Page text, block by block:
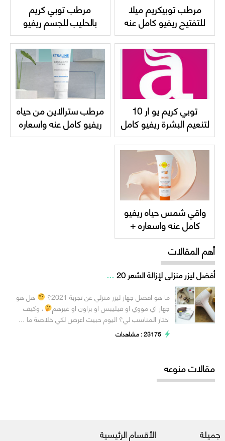
مرطب توبيكريم ميلا
للتفتيح ريفيو كامل عنه
Topicrem MELA
lightening ultra milk
مرطب توبي كريم
بالحليب للجسم ريفيو
كامل عنه واسعاره
Topicrem body milk
توبي كريم يو ار 10
لتنعيم البشرة ريفيو كامل
عنه Topicrem UR-10
Anti-Roughness
مرطب سترالاين من حياه
ريفيو كامل عنه واسعاره
hayah Straline
واقي شمس حياه ريفيو
كامل عنه واسعاره +
hayah UVEPRO SPF
50أهم المقالات
أفضل ليزر منزلي لإزالة الشعر 20 ...
ما هو افضل جهاز ليزر منزلي عن تجربة 2021؟
هل هو
جهاز اي مووي او فيليبس او براون او غيرهم
، وكيف
اختار المناسب لي؟ اليوم حبيت اعرض لكي خلاصة ما ...
23175 : مشاهدات
مقالات منوعه
جميلة الأقسام الرئيسية